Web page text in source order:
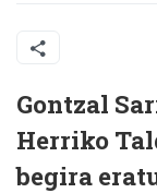
Gontzal
Herriko
begira